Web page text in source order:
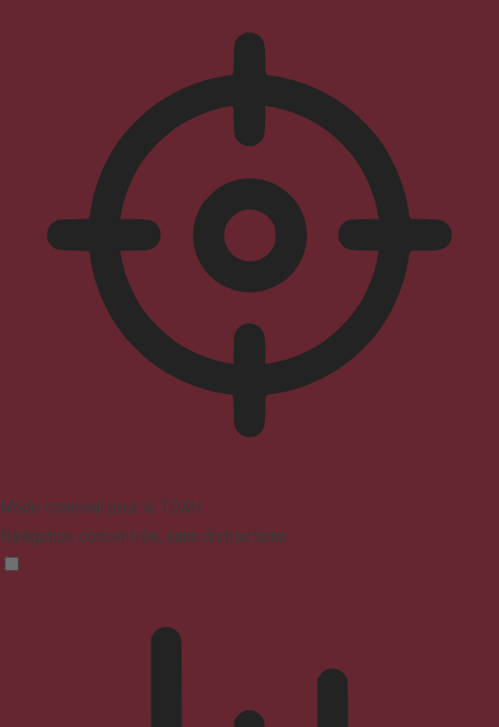
Mode convivial pour le TDAH
Navigation concentrée, sans distractions